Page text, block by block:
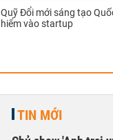
Quỹ Đổi mới sáng tạo
hiểm vào startup
TIN MỚI